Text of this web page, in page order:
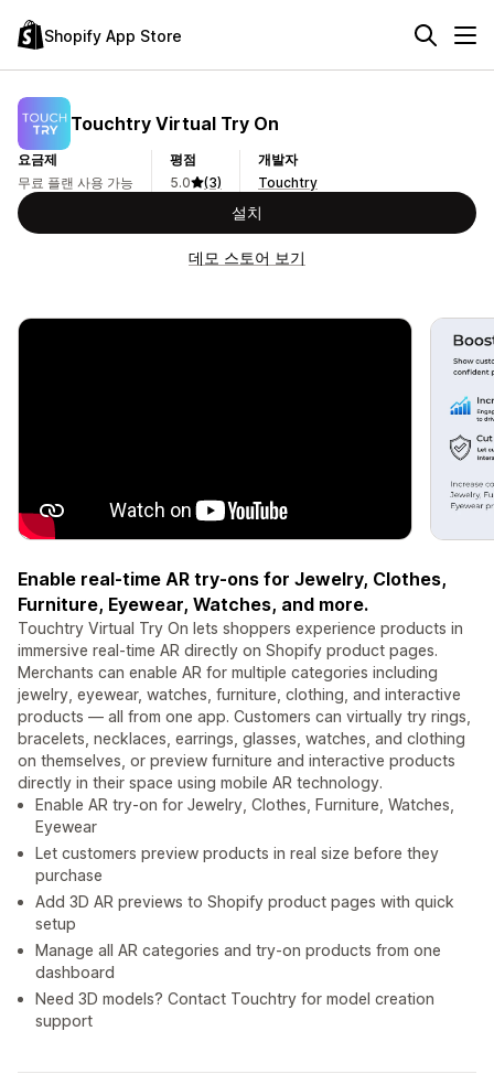
Shopify App Store
Touchtry Virtual Try On
요금제
무료 플랜 사용 가능
평점
5.0
(3)
개발자
Touchtry
설치
데모 스토어 보기
Enable real-time AR try-ons for Jewelry, Clothes,
Furniture, Eyewear, Watches, and more.
Touchtry Virtual Try On lets shoppers experience products in
immersive real-time AR directly on Shopify product pages.
Merchants can enable AR for multiple categories including
jewelry, eyewear, watches, furniture, clothing, and interactive
products — all from one app. Customers can virtually try rings,
bracelets, necklaces, earrings, glasses, watches, and clothing
on themselves, or preview furniture and interactive products
directly in their space using mobile AR technology.
Enable AR try-on for Jewelry, Clothes, Furniture, Watches,
Eyewear
Let customers preview products in real size before they
purchase
Add 3D AR previews to Shopify product pages with quick
setup
Manage all AR categories and try-on products from one
dashboard
Need 3D models? Contact Touchtry for model creation
support